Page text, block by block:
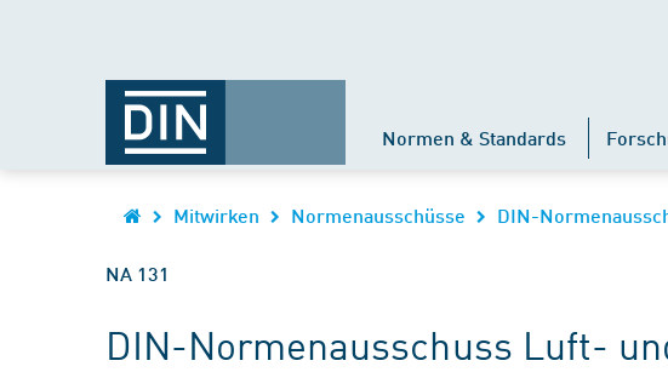
Normen & Standards
Mitwirken Normenausschüsse DIN-
NA 131
DIN-Normenausschuss Luft-